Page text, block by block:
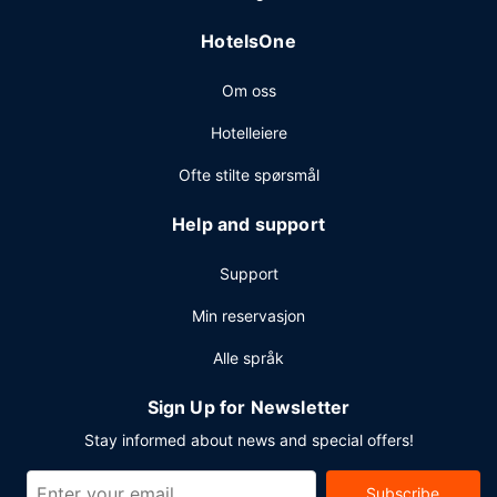
HotelsOne
Om oss
Hotelleiere
Ofte stilte spørsmål
Help and support
Support
Min reservasjon
Alle språk
Sign Up for Newsletter
Stay informed about news and special offers!
Subscribe